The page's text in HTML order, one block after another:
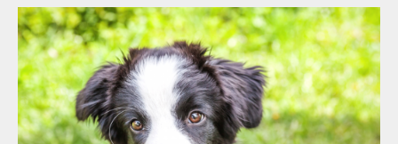
kedvenced kényelmét szolgálja, de az időjárás
viszontagságaitól is egész évben megvédi majd. Olvass
tovább és találd meg kutyád életre szóló, tökéletes
kutyaházát az alábbi 3+1 tipp segít...
ELOLVASOM